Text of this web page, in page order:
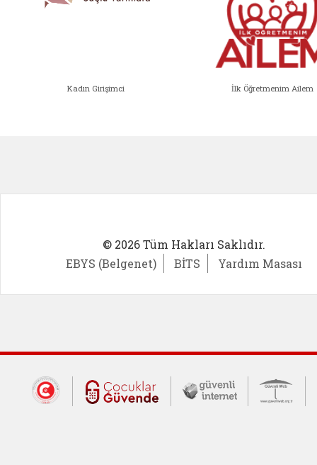
Kadın Girişimci İlk Öğretmenim Ailem
© 2026 Tüm Hakları Saklıdır.
EBYS (Belgenet)
BİTS Yardım Masası
Dış Bağlantılar
Cumhurbaşkanlığı İletişim Merkezi
Çocuklar Güvende (yeni
Güvenli